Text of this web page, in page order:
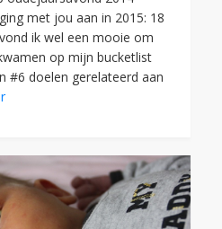
met jou aan in 2015: 18
ik wel een mooie om
op mijn bucketlist
#6 doelen gerelateerd aan